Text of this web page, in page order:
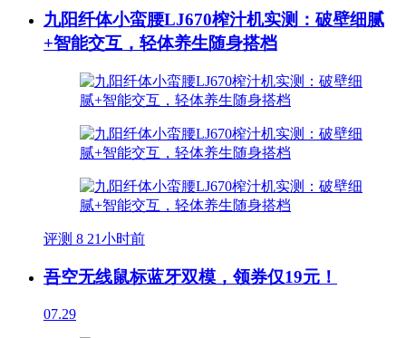
九阳纤体小蛮腰LJ670榨汁机实测：破壁细腻
+智能交互，轻体养生随身搭档
评测 8 21小时前
吾空无线鼠标蓝牙双模，领券仅19元！
07.29